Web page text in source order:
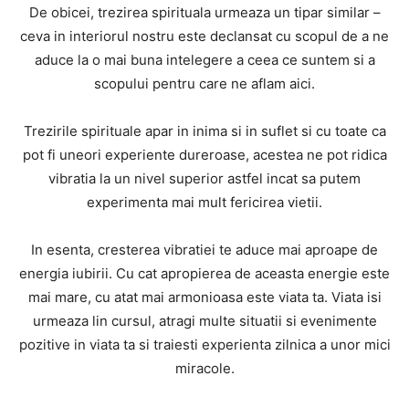
De obicei, trezirea spirituala urmeaza un tipar similar –
ceva in interiorul nostru este declansat cu scopul de a ne
aduce la o mai buna intelegere a ceea ce suntem si a
scopului pentru care ne aflam aici.
Trezirile spirituale apar in inima si in suflet si cu toate ca
pot fi uneori experiente dureroase, acestea ne pot ridica
vibratia la un nivel superior astfel incat sa putem
experimenta mai mult fericirea vietii.
In esenta, cresterea vibratiei te aduce mai aproape de
energia iubirii. Cu cat apropierea de aceasta energie este
mai mare, cu atat mai armonioasa este viata ta. Viata isi
urmeaza lin cursul, atragi multe situatii si evenimente
pozitive in viata ta si traiesti experienta zilnica a unor mici
miracole.